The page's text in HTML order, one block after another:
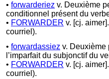
• forwarderiez v. Deuxième
conditionnel présent du
• FORWARDER v. [cj.
courriel).
• forwardassiez v. Deuxième
l’imparfait du subjonctif du
• FORWARDER v. [cj.
courriel).